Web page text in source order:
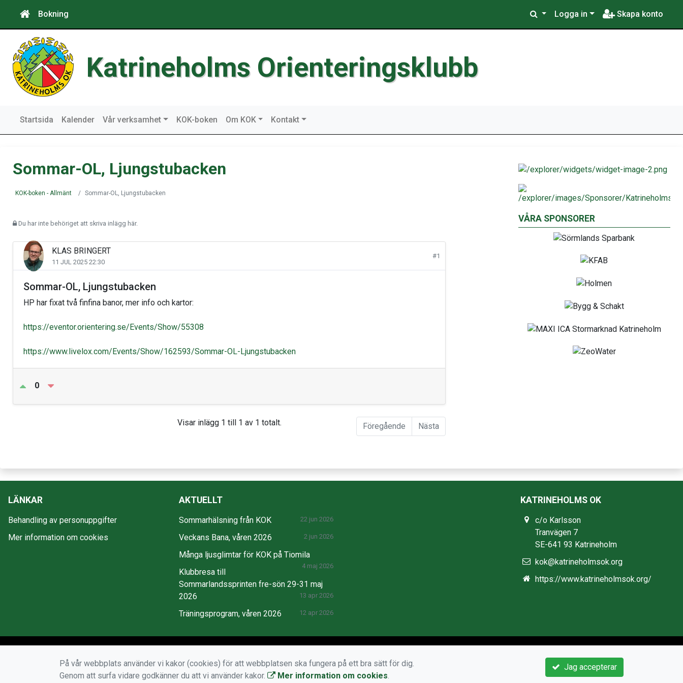
Bokning Logga in Skapa konto
Katrineholms Orienteringsklubb
Startsida Kalender Vår verksamhet KOK-boken Om KOK Kontakt
Sommar-OL, Ljungstubacken
KOK-boken - Allmänt Sommar-OL, Ljungstubacken
Du har inte behöriget att skriva inlägg här.
KLAS BRINGERT
11 JUL 2025 22:30
#1
Sommar-OL, Ljungstubacken
HP har fixat två finfina banor, mer info och kartor:
https://eventor.orientering.se/Events/Show/55308
https://www.livelox.com/Events/Show/162593/Sommar-OL-Ljungstubacken
0
Visar inlägg 1 till 1 av 1 totalt. Föregående Nästa
VÅRA SPONSORER
LÄNKAR
Behandling av personuppgifter
Mer information om cookies
AKTUELLT
Sommarhälsning från KOK 22 jun 2026
Veckans Bana, våren 2026 2 jun 2026
Många ljusglimtar för KOK på Tiomila
4 maj 2026
Klubbresa till
Sommarlandssprinten fre-sön 29-31 maj
2026
13 apr 2026
Träningsprogram, våren 2026 12 apr 2026
KATRINEHOLMS OK
c/o Karlsson
Tranvägen 7
SE-641 93 Katrineholm
kok@katrineholmsok.org
https://www.katrineholmsok.org/
Jag accepterar
På vår webbplats använder vi kakor (cookies) för att webbplatsen ska fungera på ett bra sätt för dig.
Genom att surfa vidare godkänner du att vi använder kakor.
Mer information om cookies.